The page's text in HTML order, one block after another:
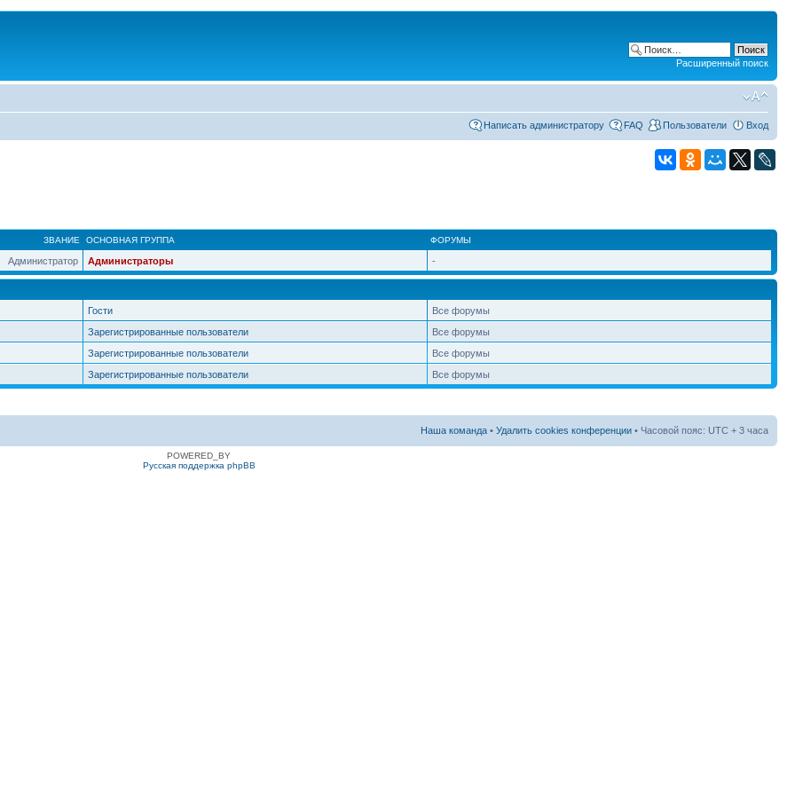
Расширенный поиск
Написать администратору FAQ Пользователи Вход
ЗВАНИЕ ОСНОВНАЯ ГРУППА ФОРУМЫ
Администратор Администраторы -
Гости
Все форумы
Зарегистрированные пользователи
Все форумы
Зарегистрированные пользователи
Все форумы
Зарегистрированные пользователи Все форумы
Наша команда • Удалить cookies конференции • Часовой пояс: UTC + 3 часа
POWERED_BY
Русская поддержка phpBB